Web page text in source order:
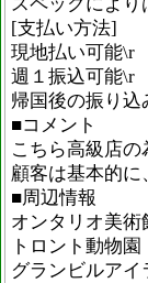
[支払い方法]
現地払い可能\r
週１振込可能\r
帰国後の振り込
■コメント
こちら高級店
顧客は基本的
■周辺情報
オンタリオ美術
トロント動物園
グランビルアイ